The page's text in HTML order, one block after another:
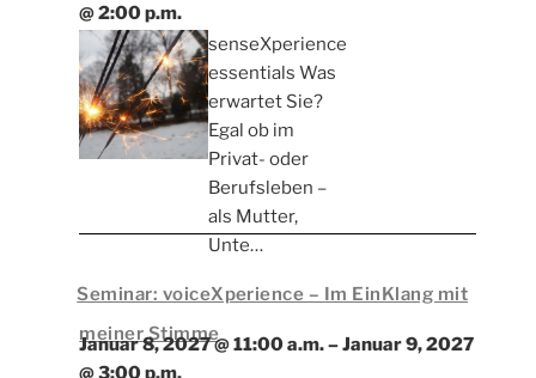
senseXperience
essentials Was
erwartet Sie?
Egal ob im
Privat- oder
Berufsleben –
als Mutter,
Unte…
@ 2:00 p.m.
Seminar: voiceXperience – Im EinKlang mit
meiner Stimme
Januar 8, 2027 @ 11:00 a.m.–Januar 9, 2027
@ 3:00 p.m.